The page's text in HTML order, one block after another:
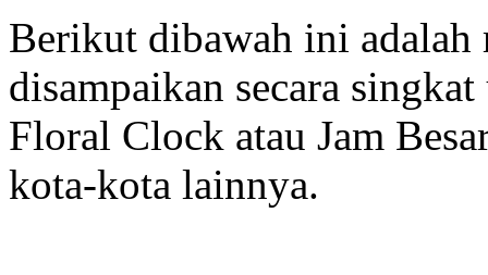
Berikut dibawah ini adalah
disampaikan secara
Floral Clock atau Jam
kota-kota lainnya.